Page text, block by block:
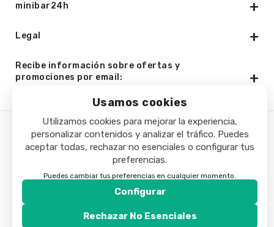
Usamos cookies
Utilizamos cookies para mejorar la experiencia,
personalizar contenidos y analizar el tráfico. Puedes
aceptar todas, rechazar no esenciales o configurar tus
preferencias.
Puedes cambiar tus preferencias en cualquier momento.
Configurar
Rechazar No Esenciales
minibar24h
Legal
Recibe información sobre ofertas y
promociones por email:
Copyright © 2025 - Minibar24h.com. Todos los derechos
reservados.